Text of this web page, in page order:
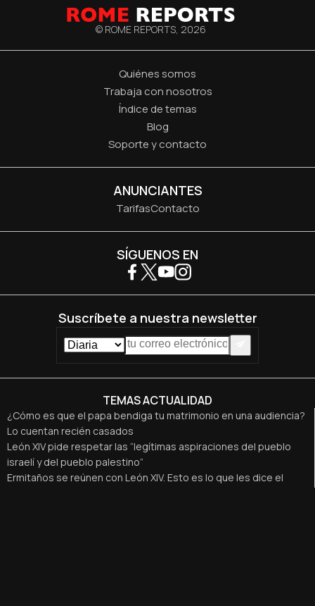
© ROME REPORTS, 2026
Quiénes somos
Trabaja con nosotros
Índice de temas
Blog
Soporte y contacto
ANUNCIANTES
TarifasContacto
TEMAS ACTUALIDAD
¿Cómo es que el papa bendiga tu matrimonio en una audiencia?
Lo cuentan recién casados
León XIV pide respetar las “legítimas aspiraciones del pueblo
israelí y del pueblo palestino”
Ermitaños se reúnen con León XIV. Esto es lo que les dice el
SÍGUENOS EN
Suscríbete a nuestra newsletter